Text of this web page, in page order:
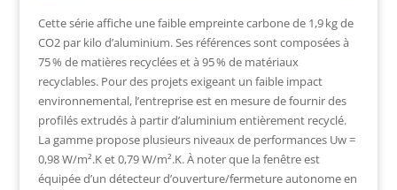
Cette série affiche une faible empreinte carbone de 1,9 kg de
CO2 par kilo d’aluminium. Ses références sont composées à
75 % de matières recyclées et à 95 % de matériaux
recyclables. Pour des projets exigeant un faible impact
environnemental, l’entreprise est en mesure de fournir des
profilés extrudés à partir d’aluminium entièrement recyclé.
La gamme propose plusieurs niveaux de performances Uw =
0,98 W/m².K et 0,79 W/m².K. À noter que la fenêtre est
équipée d’un détecteur d’ouverture/fermeture autonome en